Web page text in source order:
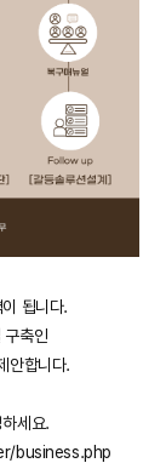
됩니다.
구축인
안합니다.
세요.
business.php